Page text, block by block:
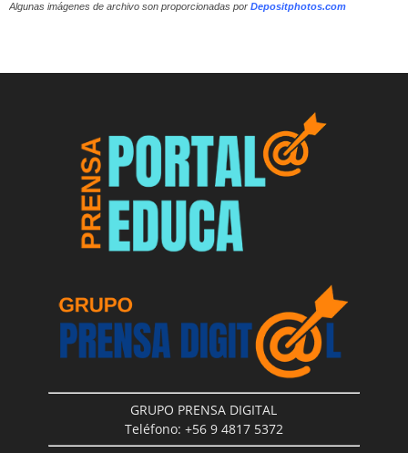
Algunas imágenes de archivo son proporcionadas por Depositphotos.com
GRUPO PRENSA DIGITAL
Teléfono: +56 9 4817 5372